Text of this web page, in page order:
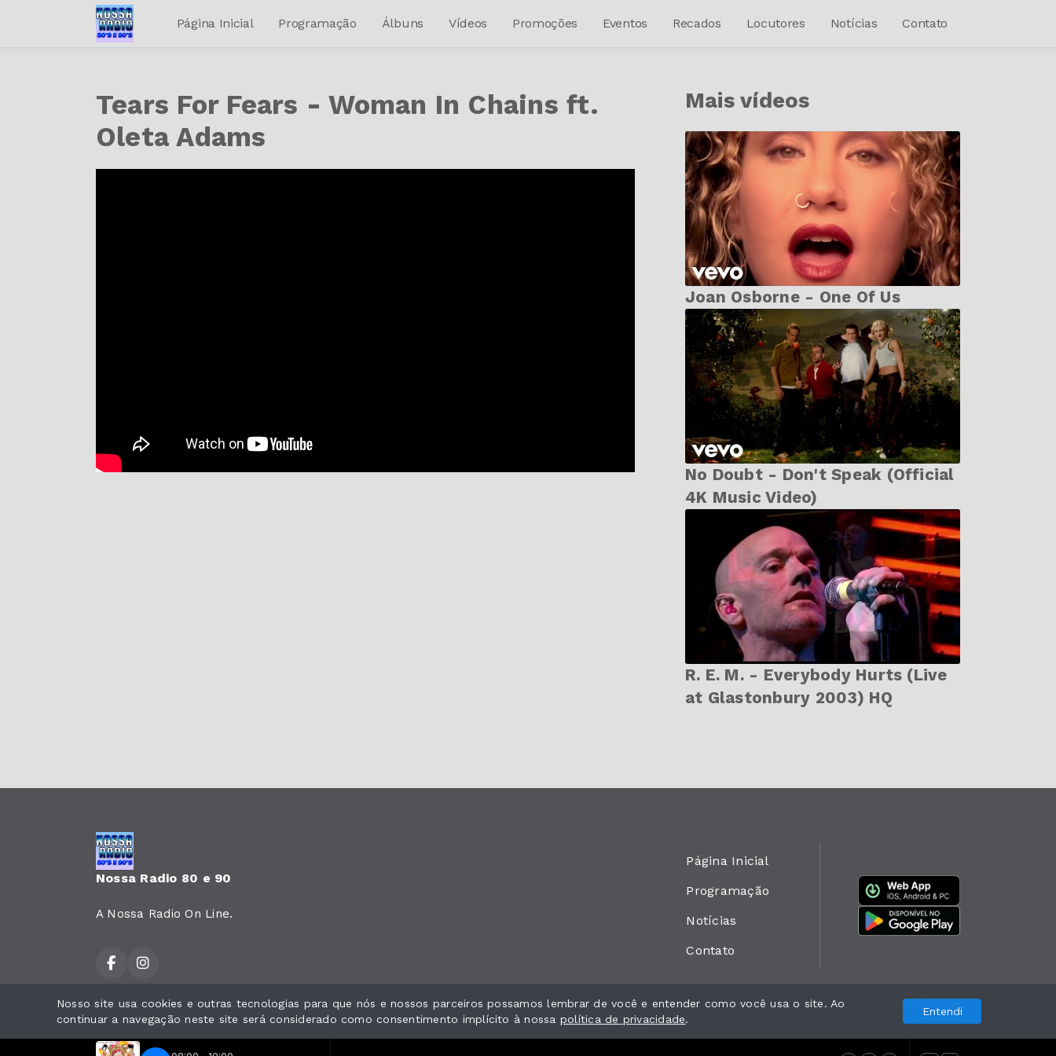
Página Inicial Programação Álbuns Vídeos Promoções Eventos Recados Locutores Notícias Contato
Tears For Fears - Woman In Chains ft.
Oleta Adams
Mais vídeos
Joan Osborne - One Of Us
No Doubt - Don't Speak (Official
4K Music Video)
R. E. M. - Everybody Hurts (Live
at Glastonbury 2003) HQ
Nossa Radio 80 e 90
A Nossa Radio On Line.
Página Inicial
Programação
Notícias
Contato
Todos os direitos reservados. Com a tecnologia
Nosso site usa cookies e outras tecnologias para que nós e nossos parceiros possamos lembrar de você e entender como você usa o site. Ao
continuar a navegação neste site será considerado como consentimento implícito à nossa política de privacidade.
Entendi